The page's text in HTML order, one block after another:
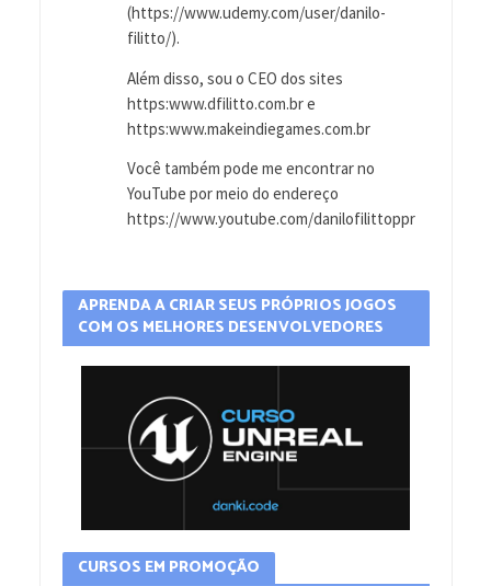
(https://www.udemy.com/user/danilo-
filitto/).
Além disso, sou o CEO dos sites
https:www.dfilitto.com.br e
https:www.makeindiegames.com.br
Você também pode me encontrar no
YouTube por meio do endereço
https://www.youtube.com/danilofilittoppr
APRENDA A CRIAR SEUS PRÓPRIOS JOGOS
COM OS MELHORES DESENVOLVEDORES
CURSOS EM PROMOÇÃO